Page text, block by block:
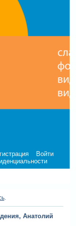
Войти
.
Анатолий